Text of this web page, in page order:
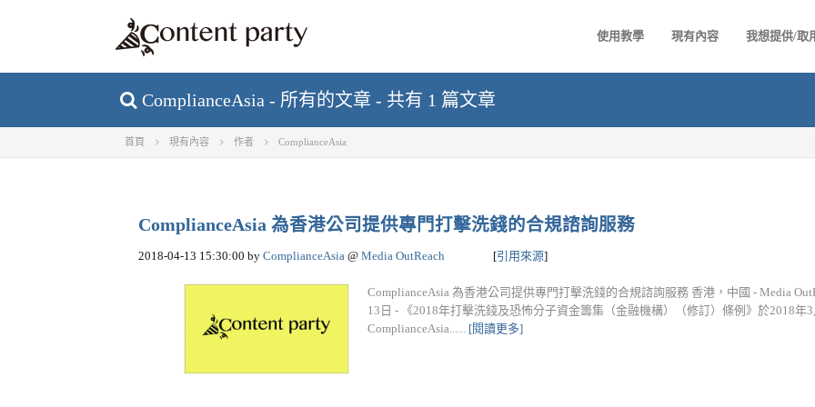
使用教學 現有內容 我想提供/取
ComplianceAsia - 所有的文章 - 共有 1 篇文章
首頁 現有內容 作者 ComplianceAsia
ComplianceAsia 為香港公司提供專門打擊洗錢的合規諮詢服務
2018-04-13 15:30:00 by ComplianceAsia @ Media OutReach [引用來源]
ComplianceAsia 為香港公司提供專門打擊洗錢的合規諮詢服務 香港，中國 - Media
13日 - 《2018年打擊洗錢及恐怖分子資金籌集（金融機構）（修訂）條例》於2018年
ComplianceAsia...... [閱讀更多]